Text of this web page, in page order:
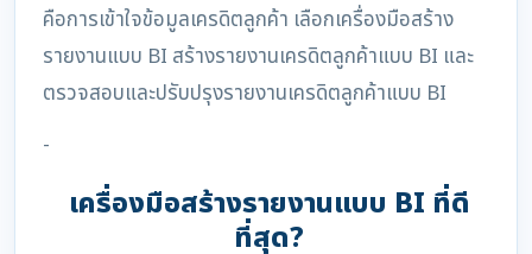
คือการเข้าใจข้อมูลเครดิตลูกค้า เลือกเครื่องมือสร้าง
รายงานแบบ BI สร้างรายงานเครดิตลูกค้าแบบ BI และ
ตรวจสอบและปรับปรุงรายงานเครดิตลูกค้าแบบ BI
-
เครื่องมือสร้างรายงานแบบ BI ที่ดี
ที่สุด?